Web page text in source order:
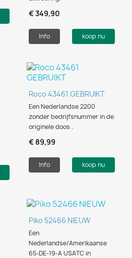
€ 349,90
Info koop nu
Roco 43461 GEBRUIKT
Een Nederlandse 2200
zonder bedrijfsnummer in de
originele doos .
€ 89,99
Info koop nu
Piko 52466 NIEUW
Een
Nederlandse/Amerikaanse
65-DE-19-A USATC in